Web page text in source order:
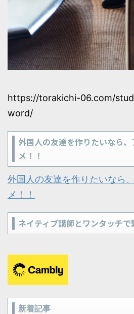
https://torakichi-06.com/
word/
外国人の友達を作りたいなら
メ！！
外国人の友達を作りたいなら
メ！！
ネイティブ講師とワンタッチで
新着記事